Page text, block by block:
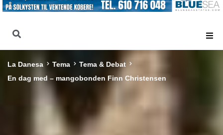
La Danesa Tema
Tema & Debat
En dag med – mangobonden Finn Christensen